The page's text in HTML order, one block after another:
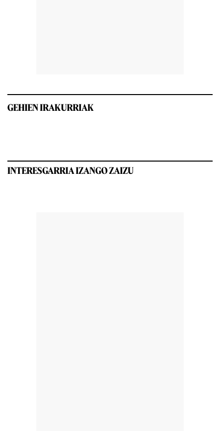
GEHIEN IRAKURRIAK
INTERESGARRIA IZANGO ZAIZU